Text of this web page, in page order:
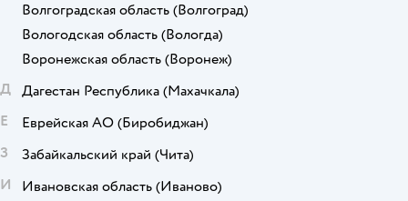
Волгоградская область (Волгоград)
Вологодская область (Вологда)
Воронежская область (Воронеж)
Д Дагестан Республика (Махачкала)
Е
Еврейская АО (Биробиджан)
З
Забайкальский край (Чита)
И
Ивановская область (Иваново)